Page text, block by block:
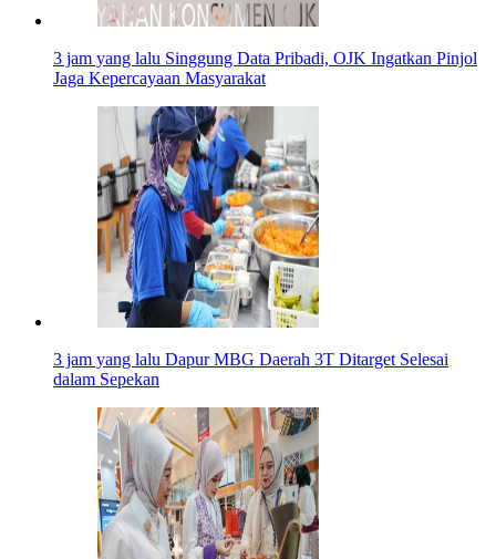
3 jam yang lalu Singgung Data Pribadi, OJK Ingatkan Pinjol
Jaga Kepercayaan Masyarakat
3 jam yang lalu Dapur MBG Daerah 3T Ditarget Selesai
dalam Sepekan